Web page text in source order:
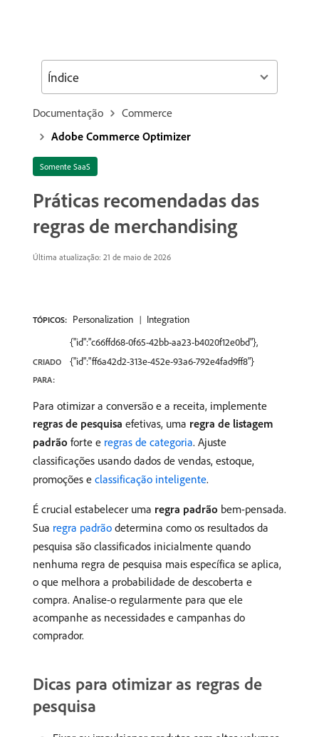
Documentação
Commerce
Adobe Commerce Optimizer
Somente SaaS
Práticas recomendadas das
regras de merchandising
Última atualização: 21 de maio de 2026
TÓPICOS: Personalization Integration
CRIADO
PARA:
{"id":"c66ffd68-0f65-42bb-aa23-b4020f12e0bd"},
{"id":"ff6a42d2-313e-452e-93a6-792e4fad9ff8"}
Para otimizar a conversão e a receita, implemente
regras de pesquisa efetivas, uma regra de listagem
padrão forte e regras de categoria. Ajuste
classificações usando dados de vendas, estoque,
promoções e classificação inteligente.
É crucial estabelecer uma regra padrão bem-pensada.
Sua regra padrão determina como os resultados da
pesquisa são classificados inicialmente quando
nenhuma regra de pesquisa mais específica se aplica,
o que melhora a probabilidade de descoberta e
compra. Analise-o regularmente para que ele
acompanhe as necessidades e campanhas do
comprador.
Dicas para otimizar as regras de
pesquisa
Índice